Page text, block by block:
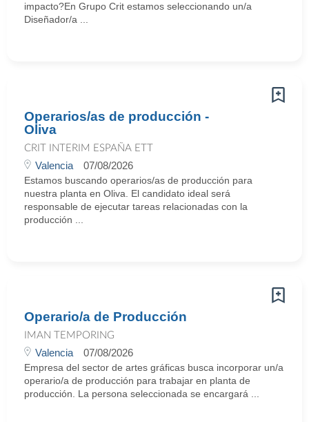
impacto?En Grupo Crit estamos seleccionando un/a
Diseñador/a ...
Operarios/as de producción -
Oliva
CRIT INTERIM ESPAÑA ETT
Valencia 07/08/2026
Estamos buscando operarios/as de producción para
nuestra planta en Oliva. El candidato ideal será
responsable de ejecutar tareas relacionadas con la
producción ...
Operario/a de Producción
IMAN TEMPORING
Valencia 07/08/2026
Empresa del sector de artes gráficas busca incorporar un/a
operario/a de producción para trabajar en planta de
producción. La persona seleccionada se encargará ...